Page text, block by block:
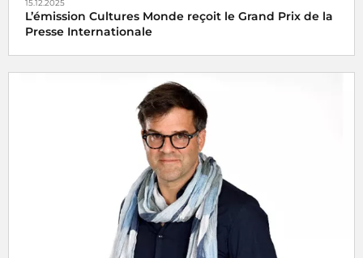
15.12.2025
L’émission Cultures Monde reçoit le Grand Prix de la
Presse Internationale
Cultures Mondede France Culture a été
distinguée vendredi 15 décembre 2025 par l’